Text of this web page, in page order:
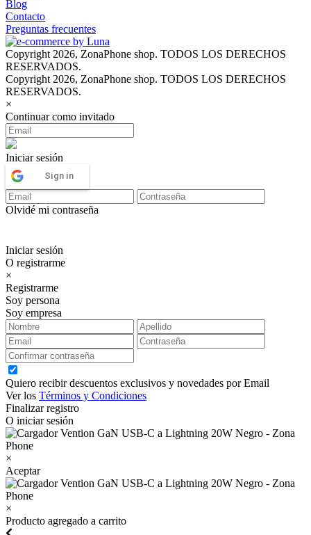
Blog
Contacto
Preguntas frecuentes
Copyright 2026, ZonaPhone shop. TODOS LOS DERECHOS
RESERVADOS.
Copyright 2026, ZonaPhone shop. TODOS LOS DERECHOS
RESERVADOS.
×
Continuar como invitado
Iniciar sesión
Sign in
Olvidé mi contraseña
Iniciar sesión
O registrarme
×
Registrarme
Soy persona
Soy empresa
Quiero recibir descuentos exclusivos y novedades por Email
Ver los Términos y Condiciones
Finalizar registro
O iniciar sesión
×
Aceptar
×
Producto agregado a carrito